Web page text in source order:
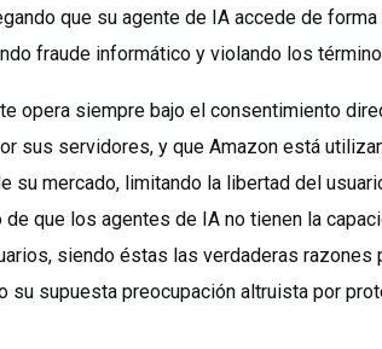
que su agente de IA accede de
fraude informático y violando los
opera siempre bajo el consentimiento
sus servidores, y que Amazon está
su mercado, limitando la libertad del
que los agentes de IA no tienen la
siendo éstas las verdaderas
su supuesta preocupación altruista por